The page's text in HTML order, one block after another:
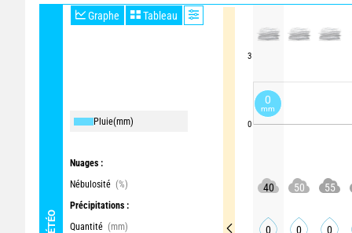
MÉTÉO
Graphe Tableau
Pluie(mm)
Nuages :
Nébulosité (%)
Précipitations :
Quantité (mm)
3
0
40 50 55
0 0 0
0
mm